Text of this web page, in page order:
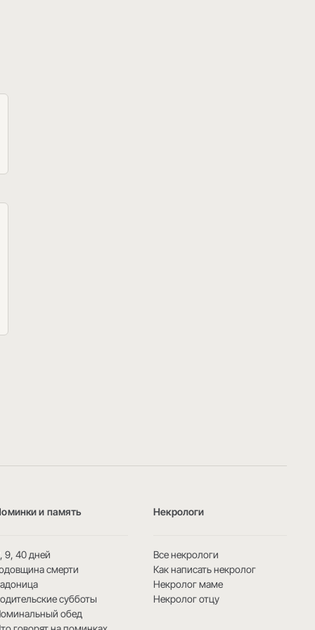
и память
9, 40 дней
смерти
субботы
обед
Некрологи
Все некрологи
Как написать некролог
Некролог маме
Некролог отцу